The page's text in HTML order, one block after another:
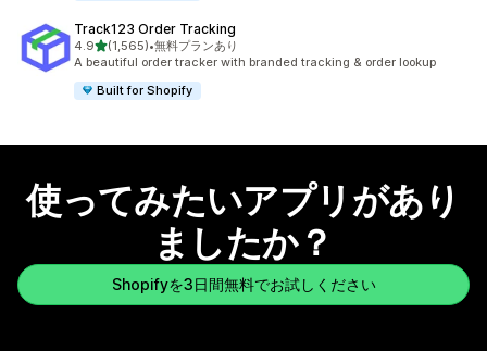
Track123 Order Tracking
4.95つ星中
(1,565)
合計レビュー数：1565件
•無料プランあり
A beautiful order tracker with branded tracking & order lookup
Built for Shopify
使ってみたいアプリがあり
ましたか？
Shopifyを3日間無料でお試しください